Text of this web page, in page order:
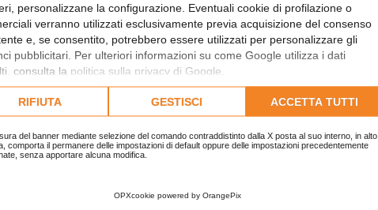
personalizzane la configurazione. Eventuali cookie di profilazione o
verranno utilizzati esclusivamente previa acquisizione del consenso
e, se consentito, potrebbero essere utilizzati per personalizzare gli
pubblicitari. Per ulteriori informazioni su come Google utilizza i dati
consulta la politica sulla privacy di Google
l'informativa cookie completa.
RIFIUTA GESTISCI ACCETTA TUTTI
del banner mediante selezione del comando contraddistinto dalla X posta al suo interno, in alto
comporta il permanere delle impostazioni di default oppure delle impostazioni precedentemente
senza apportare alcuna modifica.
OPXcookie powered by OrangePix
Schiaffino
Cita
un ex b3.
Cita